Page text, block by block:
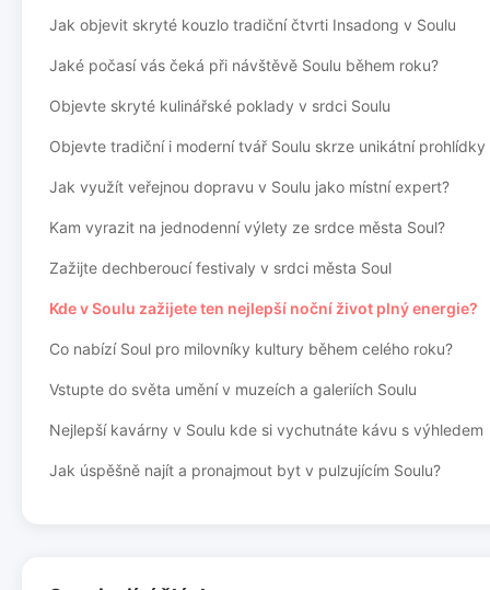
Jak objevit skryté kouzlo tradiční čtvrti Insadong v Soulu
Jaké počasí vás čeká při návštěvě Soulu během roku?
Objevte skryté kulinářské poklady v srdci Soulu
Objevte tradiční i moderní tvář Soulu skrze unikátní prohlídky
Jak využít veřejnou dopravu v Soulu jako místní expert?
Kam vyrazit na jednodenní výlety ze srdce města Soul?
Zažijte dechberoucí festivaly v srdci města Soul
Kde v Soulu zažijete ten nejlepší noční život plný energie?
Co nabízí Soul pro milovníky kultury během celého roku?
Vstupte do světa umění v muzeích a galeriích Soulu
Nejlepší kavárny v Soulu kde si vychutnáte kávu s výhledem
Jak úspěšně najít a pronajmout byt v pulzujícím Soulu?